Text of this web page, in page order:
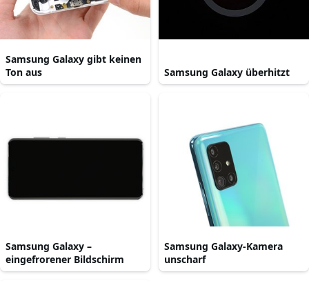
Samsung Galaxy gibt keinen
Ton aus
Samsung Galaxy überhitzt
Samsung Galaxy –
eingefrorener Bildschirm
Samsung Galaxy-Kamera
unscharf